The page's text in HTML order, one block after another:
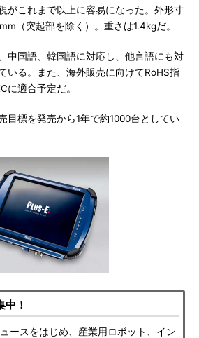
がこれまで以上に容易になった。外形寸
（突起部を除く）。重さは1.4kgだ。
中国語、韓国語に対応し、他言語にも対
いる。また、海外販売に向けてRoHS指
に適合予定だ。
目標を発売から1年で約1000台としてい
！
ースをはじめ、産業用ロボット、イン